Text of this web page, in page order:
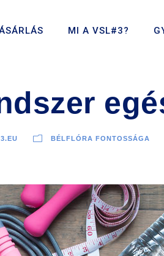
MI A VSL#3?
BÉLFLÓRA FONTOSSÁGA